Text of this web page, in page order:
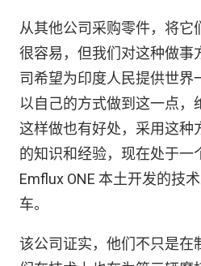
从其他公司采购零件，将它
很容易，但我们对这种做事
司希望为印度人民提供世界
以自己的方式做到这一点，
这样做也有好处，采用这种
的知识和经验，现在处于一
Emflux ONE 本土开发的技
车。
该公司证实，他们不只是在